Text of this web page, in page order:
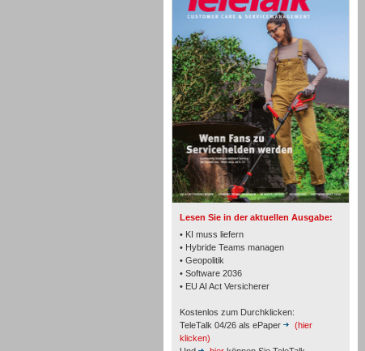
Lesen Sie in der aktuellen Ausgabe:
• KI muss liefern
• Hybride Teams managen
• Geopolitik
• Software 2036
• EU AI Act Versicherer
Kostenlos zum Durchklicken:
TeleTalk 04/26 als ePaper
(hier
klicken)
TK- und ACD-Systeme
Workforce-Management